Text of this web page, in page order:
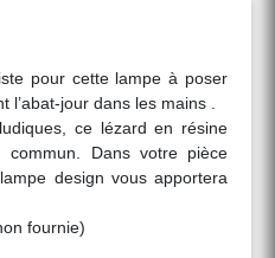
pour cette lampe à poser
jour dans les mains .
ce lézard en résine
Dans votre pièce
design vous apportera
fournie)